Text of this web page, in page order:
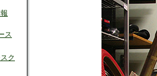
ス
ク